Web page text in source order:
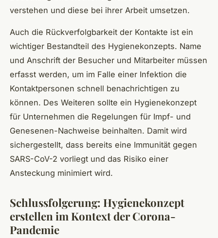
verstehen und diese bei ihrer Arbeit umsetzen.
Auch die Rückverfolgbarkeit der Kontakte ist ein
wichtiger Bestandteil des Hygienekonzepts. Name
und Anschrift der Besucher und Mitarbeiter müssen
erfasst werden, um im Falle einer Infektion die
Kontaktpersonen schnell benachrichtigen zu
können. Des Weiteren sollte ein Hygienekonzept
für Unternehmen die Regelungen für Impf- und
Genesenen-Nachweise beinhalten. Damit wird
sichergestellt, dass bereits eine Immunität gegen
SARS-CoV-2 vorliegt und das Risiko einer
Ansteckung minimiert wird.
Schlussfolgerung: Hygienekonzept
erstellen im Kontext der Corona-
Pandemie